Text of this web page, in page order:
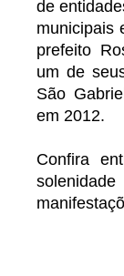
de
municipais
prefeito
um de
São
em 2012.
Confira